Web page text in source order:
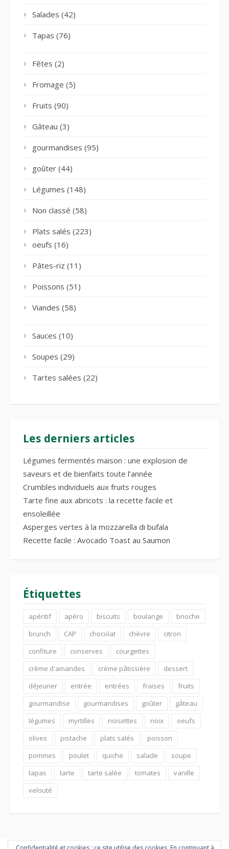
Salades (42)
Tapas (76)
Fêtes (2)
Fromage (5)
Fruits (90)
Gâteau (3)
gourmandises (95)
goûter (44)
Légumes (148)
Non classé (58)
Plats salés (223)
oeufs (16)
Pâtes-riz (11)
Poissons (51)
Viandes (58)
Sauces (10)
Soupes (29)
Tartes salées (22)
Les derniers articles
Légumes fermentés maison : une explosion de
saveurs et de bienfaits toute l’année
Crumbles individuels aux fruits rouges
Tarte fine aux abricots : la recette facile et
ensoleillée
Asperges vertes à la mozzarella di bufala
Recette facile : Avocado Toast au Saumon
Étiquettes
apéritif apéro biscuits boulange
brioche
brunch
CAP chocolat chèvre
citron
confiture
conserves
courgettes
crème d'amandes
crème pâtissière
dessert
déjeuner
entrée entrées fraises
fruits
gourmandise
gourmandises goûter
gâteau
légumes
myrtilles noisettes noix
oeufs
olives
pistache plats salés
poisson
pommes
poulet quiche salade
soupe
tapas
tarte tarte salée tomates
vanille
velouté